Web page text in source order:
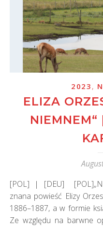
2023 ,
ELIZA
[POL] | [DEU] [POL]„Nad Niemnem“ to najbardziej
znana powieść Elizy
1886–1887, a w formie
Ze względu na barwne